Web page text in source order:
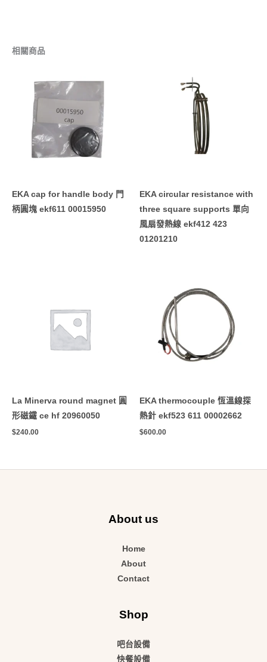
相關商品
EKA cap for handle body 門
柄圓塊 ekf611 00015950
EKA circular resistance with
three square supports 單向
風扇發熱線 ekf412 423
01201210
La Minerva round magnet 圓
形磁鐵 ce hf 20960050
$240.00
EKA thermocouple 恆溫線探
熱針 ekf523 611 00002662
$600.00
About us
Home
About
Contact
Shop
吧台設備
快餐設備